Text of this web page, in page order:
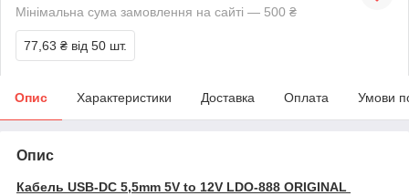
Мінімальна сума замовлення на сайті — 500 ₴
77,63 ₴ від 50 шт.
Опис Характеристики Доставка Оплата Умови
Опис
Кабель USB-DC 5,5mm 5V to 12V LDO-888 ORIGINAL